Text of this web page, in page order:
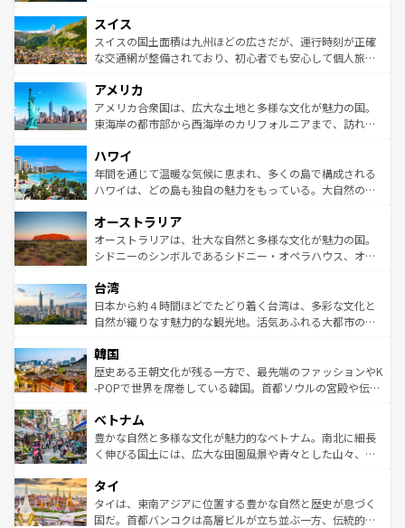
れる地方に足を運ぶとそれぞれで全く異なる文化を体験で
きるだろう。 なお、新着のフランス情報はコンテンツ一覧
を参照してほしい。
は、お酒好きな人にはぜひ体験してほしい。 なお、新着の
ドイツ情報はコンテンツ一覧を参照してほしい。
リアごとに異なる魅力がある。また、優雅なアフタヌーン
ティー、ビール好きにはたまらない英国パブ、サッカー観
戦など、本場だからこそできる体験も豊富。イギリスを旅
ンツ一覧を参照してほしい。
スイス
スイスの国土面積は九州ほどの広さだが、運行時刻が正確
な交通網が整備されており、初心者でも安心して個人旅行
の建物がそのまま残る町や、スイスならではのユニークな
博物館もあり、アルプス観光だけでなく町歩きも満喫する
ことができる。国民の所得が高いため物価も高いが、旅行
ば市内交通費無料で観光を楽しむこともできる。 なお、新
着のスイス情報はコンテンツ一覧 を参照してほしい。
アメリカ
アメリカ合衆国は、広大な土地と多様な文化が魅力の国。
東海岸の都市部から西海岸のカリフォルニアまで、訪れる
のような巨大都市は、観光、ショッピング、エンターテイ
ンメントが詰まった刺激的なスポットだ。一方、アメリカ
西部には大自然が広がり、グランドキャニオンやイエロー
部のニューオーリンズでは、音楽と美食が融合した独特の
文化が魅力。旅行者はアメリカの各地域で異なる魅力を楽
しみながら、その多様性と豊かな歴史を感じることができ
ならではの贅沢な旅のスタイルだ。 なお、新着のアメリカ
情報はコンテンツ一覧を参照してほしい。
ハワイ
年間を通じて温暖な気候に恵まれ、多くの島で構成される
ハワイは、どの島も独自の魅力をもっている。大自然の神
ワイ島は見逃せない。また、定番の観光地といえばオアフ
島だが、静かな自然を求めるならマウイ島やカウアイ島が
おすすめ。エメラルドグリーンに輝く海をはじめ、豊かな
れるおもてなしの心で訪れる人々を迎えてくれるハワイの
人々、おいしいローカルフードやハワイアンミュージッ
ク、伝統的なフラダンスなど、すべてがハワイの魅力を彩
ワイを、存分に味わってほしい。 なお、新着のハワイ情報
はコンテンツ一覧を参照してほしい。
オーストラリア
オーストラリアは、壮大な自然と多様な文化が魅力の国。
シドニーのシンボルであるシドニー・オペラハウス、オー
リアリーフや大陸中央部にそびえるウルル（エアーズロッ
ク）、タスマニアの美しい原生林やケアンズの熱帯雨林な
ど、見どころがたくさん。また、カフェやワイン、オージ
いる。アクティビティも充実しており、サーフィンやダイ
ビング、ハイキングなど、アウトドア好きにはたまらな
い。オーストラリアの多彩な魅力を存分に味わいつくそ
参照してほしい。
台湾
日本から約４時間ほどでたどり着く台湾は、多彩な文化と
自然が織りなす魅力的な観光地。活気あふれる大都市の台
ン）、静ひつな山岳地帯である台湾東部など、都市の喧騒
と山間の静けさが共存しており、訪れる人に新しい発見と
驚きをもたらしてくれる。また、奥深い台湾の食文化も魅
容にもいいと評判のスイーツなど、バラエティ豊かな料理
が味わえる。 なお、新着の台湾情報は コンテンツ一覧を参
照してほしい。
韓国
歴史ある王朝文化が残る一方で、最先端のファッションやK
-POPで世界を席巻している韓国。首都ソウルの宮殿や伝統
き、地方に足を延ばせば四季折々の自然美を楽しむことが
できる。そして、キムチや焼肉、絶品のストリートフード
まで、さまざまな韓国料理が待っている。夜には、韓国な
リティに包まれながら、韓国の多彩な魅力を心ゆくまで味
わってみてほしい。 なお、新着の韓国情報はコンテンツ一
覧を参照してほしい。
ベトナム
豊かな自然と多様な文化が魅力的なベトナム。南北に細長
く伸びる国土には、広大な田園風景や青々とした山々、世
急速な発展と共に伝統が息づく。ハノイの古い町並みやホ
ーチミン市のフランス統治時代の建物も、独特の雰囲気を
醸し出している。また、バラエティの豊かさとおいしさで
タイ
タイは、東南アジアに位置する豊かな自然と歴史が息づく
国だ。首都バンコクは高層ビルが立ち並ぶ一方、伝統的な